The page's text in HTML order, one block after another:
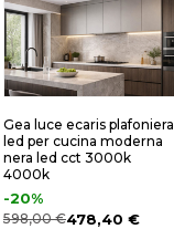
Gea luce ecaris plafoniera
led per cucina moderna
nera led cct 3000k
4000k
-20%
598,00 €478,40 €